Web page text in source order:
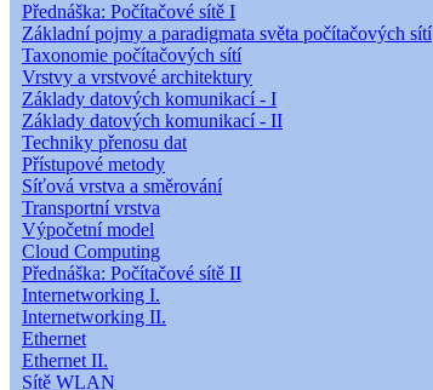
Přednáška: Počítačové sítě I
Základní pojmy a paradigmata světa počítačových sítí
Taxonomie počítačových sítí
Vrstvy a vrstvové architektury
Základy datových komunikací - I
Základy datových komunikací - II
Techniky přenosu dat
Přístupové metody
Síťová vrstva a směrování
Transportní vrstva
Výpočetní model
Cloud Computing
Přednáška: Počítačové sítě II
Internetworking I.
Internetworking II.
Ethernet
Ethernet II.
Sítě WLAN